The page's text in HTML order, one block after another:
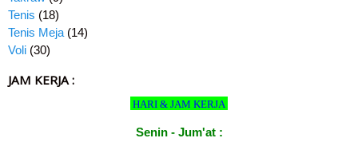
Tenis (18)
Tenis Meja (14)
Voli (30)
JAM KERJA :
HARI & JAM KERJA
Senin - Jum'at :